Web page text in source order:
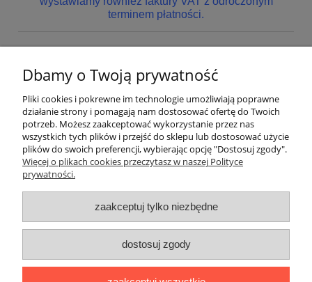
terminem płatności.
Nie znaleziono produktów spełniających podane kryteria.
Pomoc
Dostawa
Gwarancja i zwroty
O firmie
Dbamy o Twoją prywatność
Pliki cookies i pokrewne im technologie umożliwiają poprawne
działanie strony i pomagają nam dostosować ofertę do Twoich
potrzeb. Możesz zaakceptować wykorzystanie przez nas
wszystkich tych plików i przejść do sklepu lub dostosować użycie
plików do swoich preferencji, wybierając opcję "Dostosuj zgody".
Więcej o plikach cookies przeczytasz w naszej Polityce
prywatności.
zaakceptuj tylko niezbędne
dostosuj zgody